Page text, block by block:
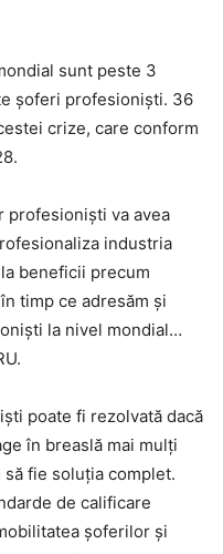
sunt peste 3
șoferi profesioniști. 36
crize, care conform
profesioniști va avea
industria
beneficii precum
timp ce adresăm și
la nivel mondial…
poate fi rezolvată dacă
în breaslă mai mulți
fie soluția complet.
de calificare
șoferilor și